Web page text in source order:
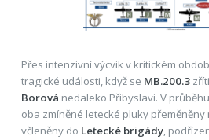
Přes intenzivní výcvik v kritickém
tragické události, když se MB.200.3
Borová nedaleko Přibyslavi. V
oba zmíněné letecké pluky přeměněny
včleněny do Letecké brigády,